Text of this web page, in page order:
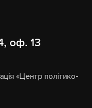
оф. 13
«Центр політико-